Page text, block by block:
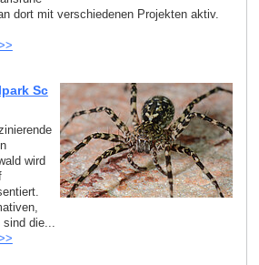
dort mit verschiedenen Projekten aktiv.
Sc
wird
sind die...